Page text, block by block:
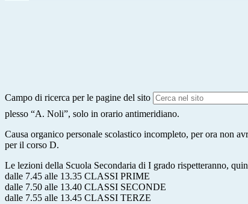
Campo di ricerca per le pagine del sito
plesso “A. Noli”, solo in orario antimeridiano.
Causa organico personale scolastico incompleto, per ora non
per il corso D.
Le lezioni della Scuola Secondaria di I grado rispetteranno,
dalle 7.45 alle 13.35 CLASSI PRIME
dalle 7.50 alle 13.40 CLASSI SECONDE
dalle 7.55 alle 13.45 CLASSI TERZE